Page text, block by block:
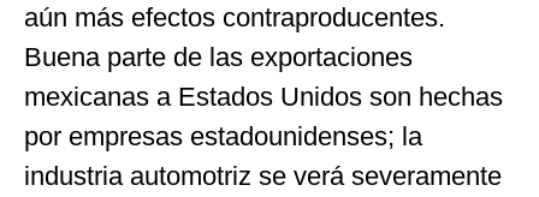
aún más efectos contraproducentes.
Buena parte de las exportaciones
mexicanas a Estados Unidos son hechas
por empresas estadounidenses; la
industria automotriz se verá severamente